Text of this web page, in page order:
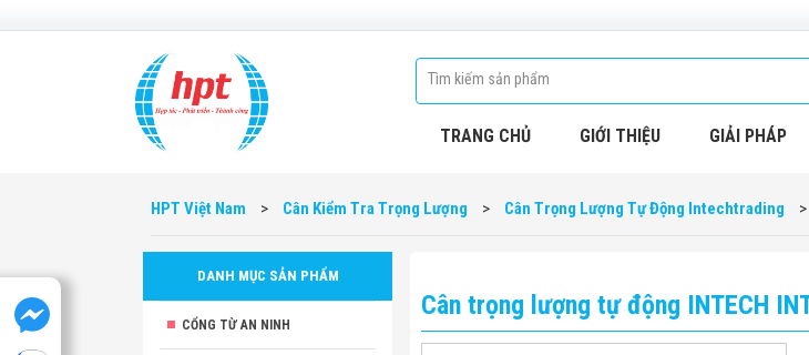
TRANG CHỦ GIỚI THIỆU GIẢI PHÁP
HPT Việt Nam > Cân Kiểm Tra Trọng Lượng > Cân Trọng Lượng Tự Động Intechtrading >
DANH MỤC SẢN PHẨM
CỔNG TỪ AN NINH
Cân trọng lượng tự động INTECH